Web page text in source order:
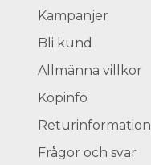
Kampanjer
Bli kund
Allmänna villkor
Köpinfo
Returinformation
Frågor och svar